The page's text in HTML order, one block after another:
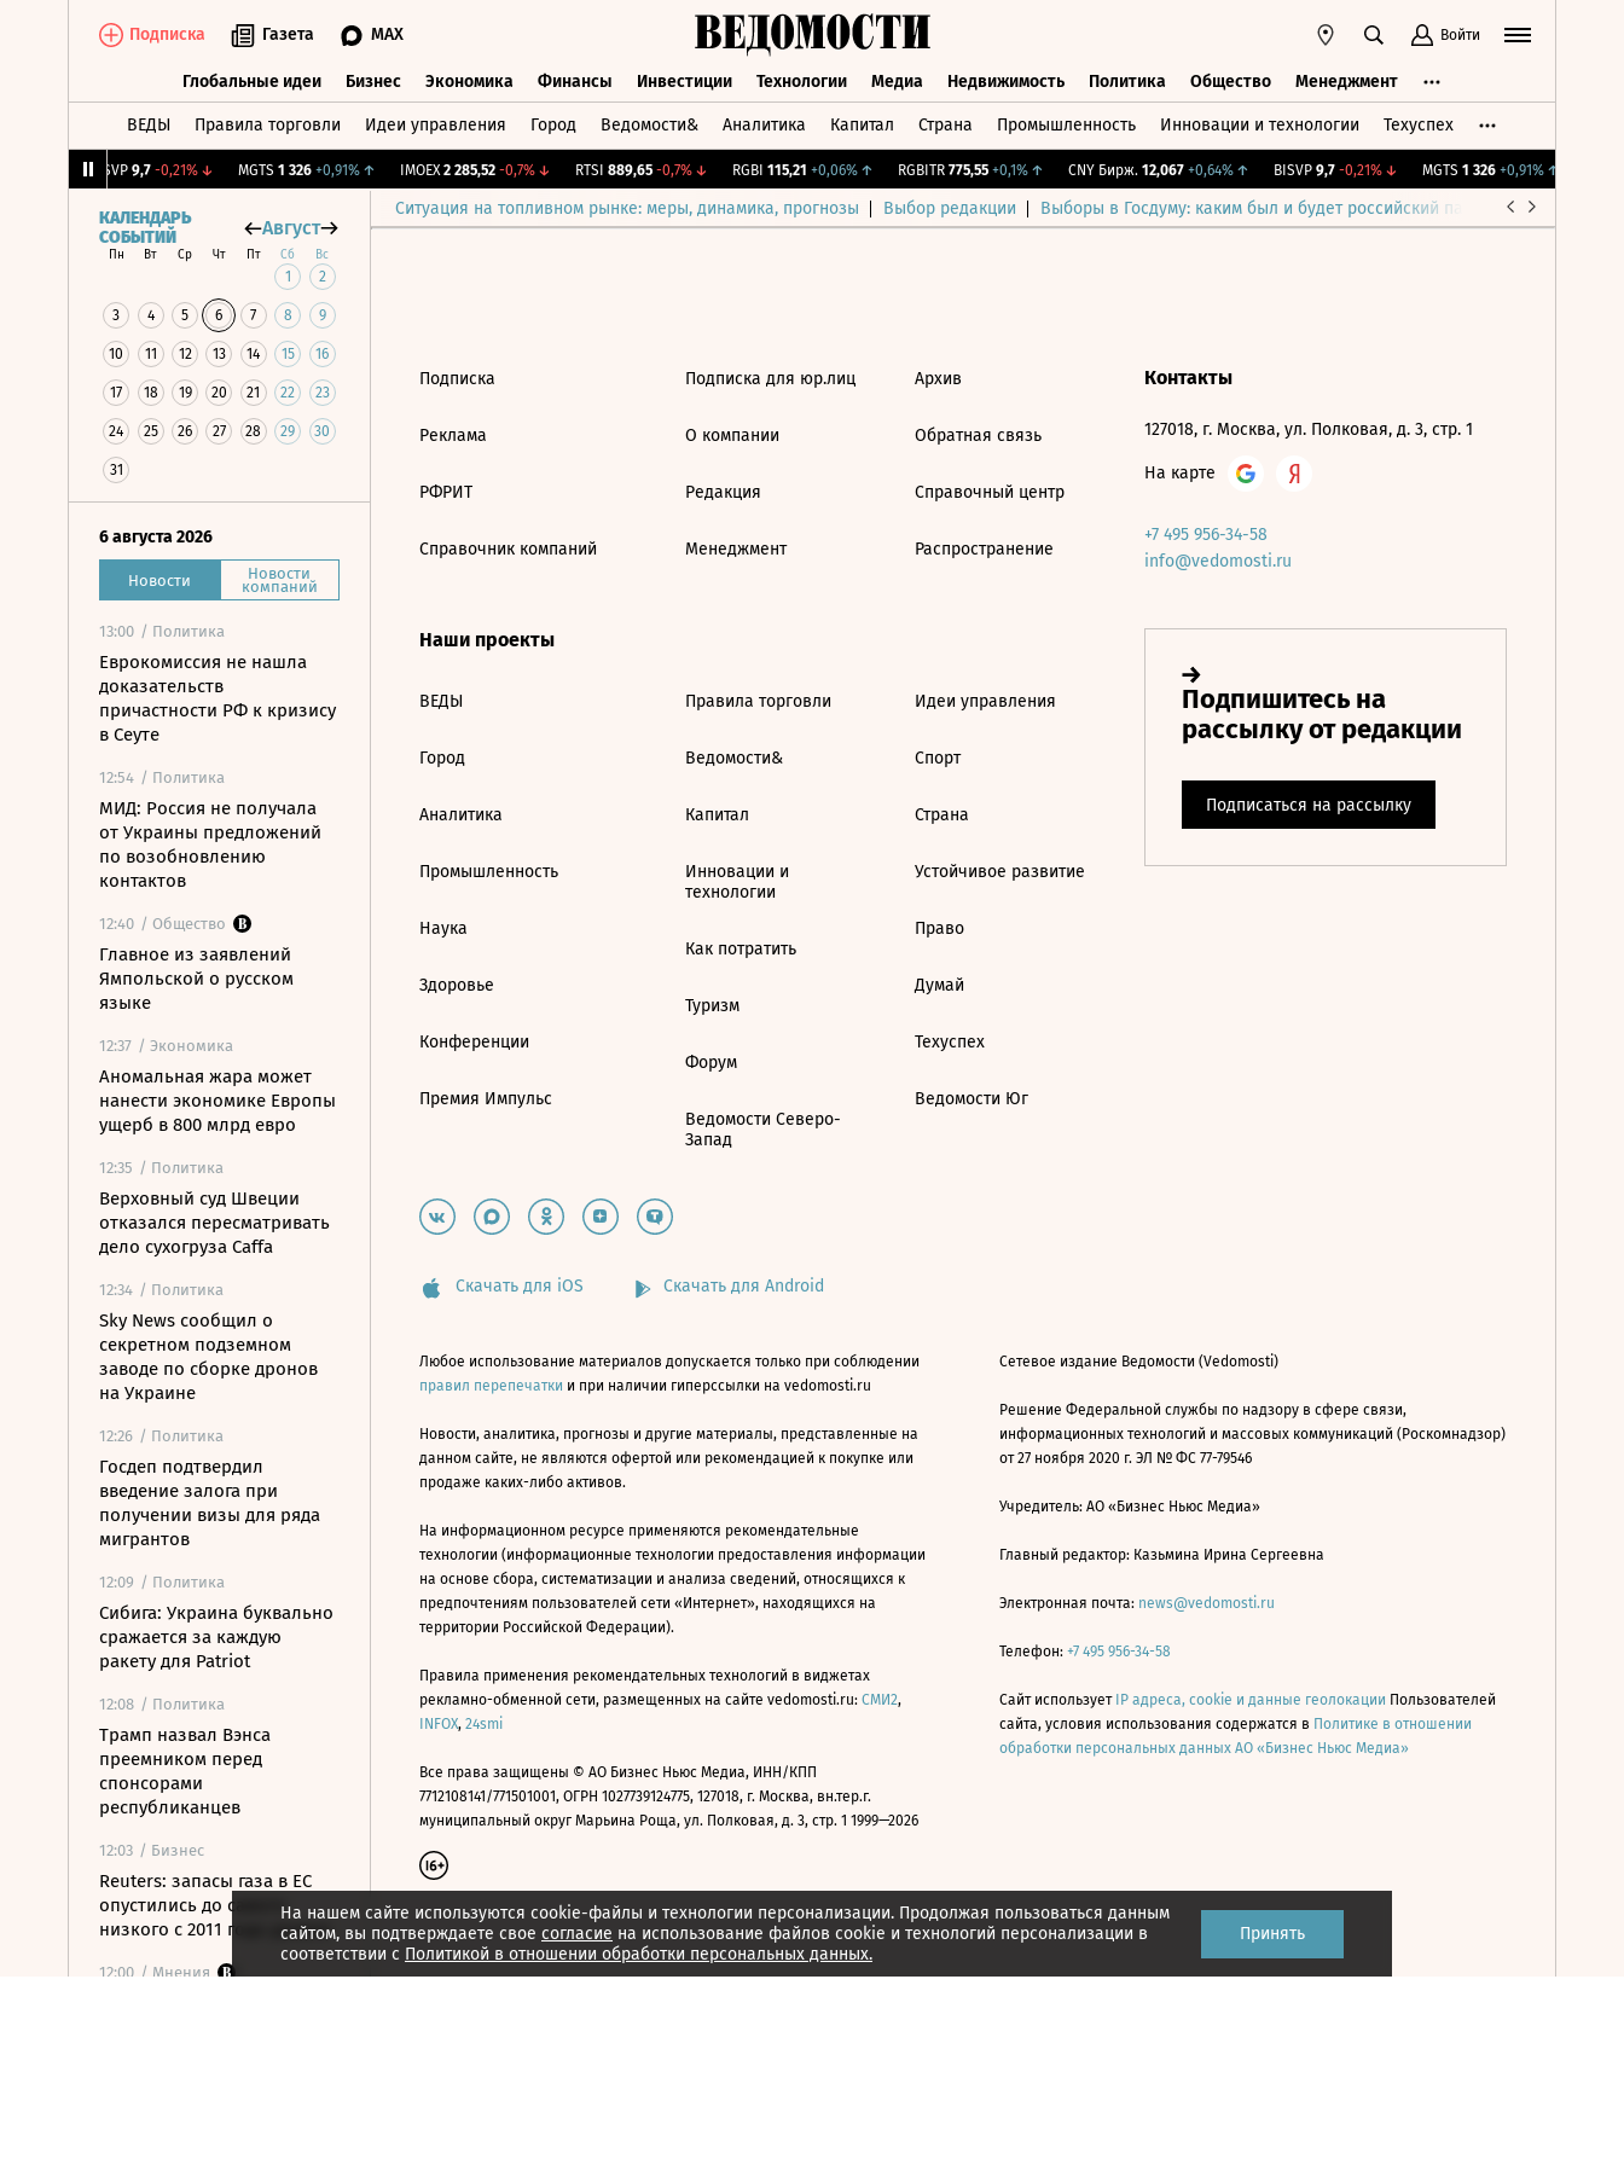
Подписка Газета MAX Войти
Глобальные идеи Бизнес Экономика Финансы Инвестиции Технологии Медиа Недвижимость Политика Общество Менеджмент
ВЕДЫ Правила торговли Идеи управления Город Ведомости& Аналитика Капитал Страна Промышленность Инновации и технологии Техуспех
BISVP 9,7 -0,21%↓ MGTS 1 326 +0,91%↑ IMOEX 2 285,52 -0,7%↓ RTSI 889,65 -0,7%↓ RGBI 115,21 +0,06%↑ RGBITR 775,55 +0,1%↑ CNY Бирж. 12,067 +0,64%↑ BISVP 9,7 -0,21%↓ MGTS 1 326 +0,91%↑
Ситуация на топливном рынке: меры, динамика, прогнозы Выбор редакции Выборы в Госдуму: каким был и будет российский парламент
КАЛЕНДАРЬ
СОБЫТИЙ
Август
Пн Вт Ср Чт Пт Сб Вс
1 2
3 4 5 6 7 8 9
10 11 12 13 14 15 16
17 18 19 20 21 22 23
24 25 26 27 28 29 30
31
6 августа 2026
Новости Новости
компаний
13:00 / Политика
Еврокомиссия не нашла
доказательств
причастности РФ к кризису
в Сеуте
12:54 / Политика
МИД: Россия не получала
от Украины предложений
по возобновлению
контактов
12:40 / Общество
Главное из заявлений
Ямпольской о русском
языке
12:37 / Экономика
Аномальная жара может
нанести экономике Европы
ущерб в 800 млрд евро
12:35 / Политика
Верховный суд Швеции
отказался пересматривать
дело сухогруза Caffa
12:34 / Политика
Sky News сообщил о
секретном подземном
заводе по сборке дронов
на Украине
12:26 / Политика
Госдеп подтвердил
введение залога при
получении визы для ряда
мигрантов
12:09 / Политика
Сибига: Украина буквально
сражается за каждую
ракету для Patriot
12:08 / Политика
Трамп назвал Вэнса
преемником перед
спонсорами
республиканцев
12:03 / Бизнес
Reuters: запасы газа в ЕС
опустились до самого
низкого с 2011 года уровня
12:00 / Мнения
На нашем сайте используются cookie-файлы и технологии персонализации. Продолжая пользоваться данным
сайтом, вы подтверждаете свое согласие на использование файлов cookie и технологий персонализации в
соответствии с Политикой в отношении обработки персональных данных.
Принять
Подписка
Реклама
РФРИТ
Справочник компаний
Подписка для юр.лиц
О компании
Редакция
Менеджмент
Архив
Обратная связь
Справочный центр
Распространение
Наши проекты
ВЕДЫ
Город
Аналитика
Промышленность
Наука
Здоровье
Конференции
Премия Импульс
Правила торговли
Ведомости&
Капитал
Инновации и
технологии
Как потратить
Туризм
Форум
Ведомости Северо-
Запад
Идеи управления
Спорт
Страна
Устойчивое развитие
Право
Думай
Техуспех
Ведомости Юг
Контакты
127018, г. Москва, ул. Полковая, д. 3, стр. 1
На карте
+7 495 956-34-58
info@vedomosti.ru
Скачать для iOS Скачать для Android
Любое использование материалов допускается только при соблюдении
правил перепечатки и при наличии гиперссылки на vedomosti.ru
Новости, аналитика, прогнозы и другие материалы, представленные на
данном сайте, не являются офертой или рекомендацией к покупке или
продаже каких-либо активов.
На информационном ресурсе применяются рекомендательные
технологии (информационные технологии предоставления информации
на основе сбора, систематизации и анализа сведений, относящихся к
предпочтениям пользователей сети «Интернет», находящихся на
территории Российской Федерации).
Правила применения рекомендательных технологий в виджетах
рекламно-обменной сети, размещенных на сайте vedomosti.ru: СМИ2,
INFOX, 24smi
Все права защищены © АО Бизнес Ньюс Медиа, ИНН/КПП
7712108141/771501001, ОГРН 1027739124775, 127018, г. Москва, вн.тер.г.
муниципальный округ Марьина Роща, ул. Полковая, д. 3, стр. 1 1999—2026
Сетевое издание Ведомости (Vedomosti)
Решение Федеральной службы по надзору в сфере связи,
информационных технологий и массовых коммуникаций (Роскомнадзор)
от 27 ноября 2020 г. ЭЛ № ФС 77-79546
Учредитель: АО «Бизнес Ньюс Медиа»
Главный редактор: Казьмина Ирина Сергеевна
Электронная почта: news@vedomosti.ru
Телефон: +7 495 956-34-58
Сайт использует IP адреса, cookie и данные геолокации Пользователей
сайта, условия использования содержатся в Политике в отношении
обработки персональных данных АО «Бизнес Ньюс Медиа»